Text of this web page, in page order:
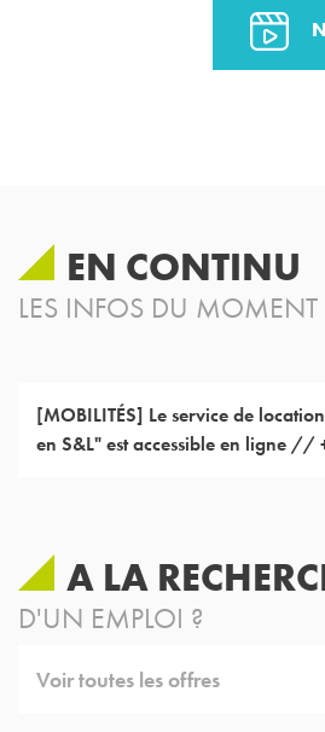
EN CONTINU
LES INFOS DU MOMENT
[MOBILITÉS] Le service de
en S&L" est accessible en ligne
A LA
D'UN EMPLOI ?
Voir toutes les offres